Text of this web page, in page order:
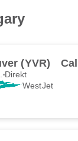
(YVR)
Direkt
WestJet